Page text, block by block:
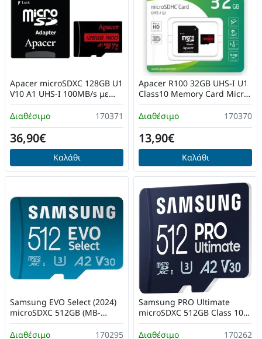
Διαθέσιμο 170371
Apacer microSDXC 128GB U1
V10 A1 UHS-I 100MB/s με
αντάπτορα
36,90€
Καλάθι
Διαθέσιμο 170370
Apacer R100 32GB UHS-I U1
Class10 Memory Card Micro
SDHC
13,90€
Καλάθι
Διαθέσιμο 170295
Samsung EVO Select (2024)
microSDXC 512GB (MB-
ME512SA/EU)
Διαθέσιμο 170262
Samsung PRO Ultimate
microSDXC 512GB Class 10
U3 V30 A2 UHS-I με
αντάπτορα